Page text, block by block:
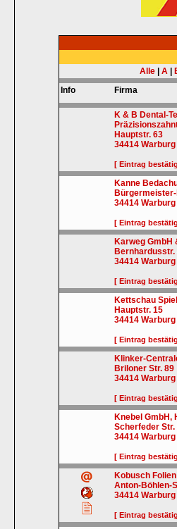
Alle
A
Info
Firma
K & B Dental-
Hauptstr. 63
34414 Warburg
[ Eintrag
Kanne
34414 Warburg
[ Eintrag
Karweg GmbH
Bernhardusstr.
34414 Warburg
[ Eintrag
Kettschau
Hauptstr. 15
34414 Warburg
[ Eintrag
Klinker-
Briloner Str. 89
34414 Warburg
[ Eintrag
Knebel GmbH,
Scherfeder Str.
34414 Warburg
[ Eintrag
Kobusch
Anton-Böhlen-
34414 Warburg
[ Eintrag